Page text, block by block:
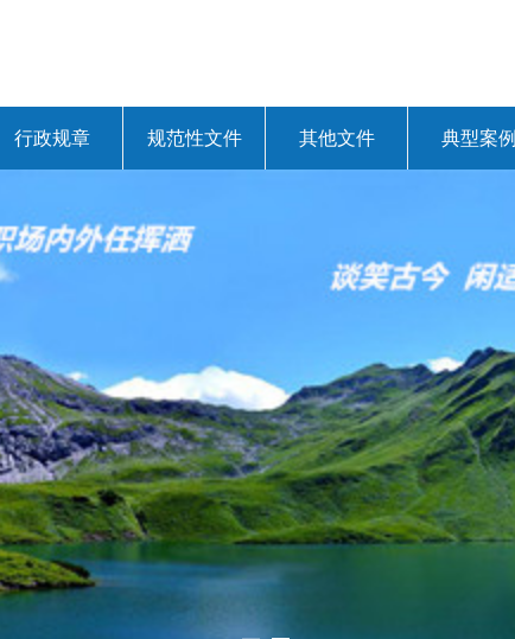
行政规章 规范性文件 其他文件 典型案例